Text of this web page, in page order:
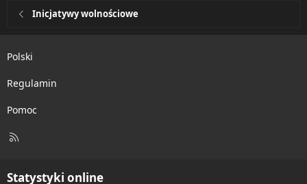
Inicjatywy wolnościowe
Polski
Regulamin
Pomoc
R
Statystyki online